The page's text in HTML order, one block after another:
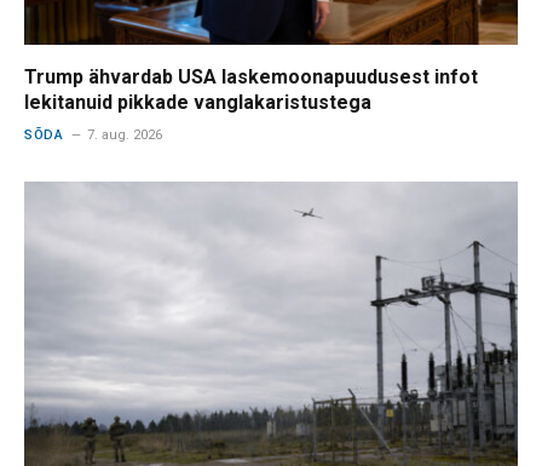
Trump ähvardab USA laskemoonapuudusest infot
lekitanuid pikkade vanglakaristustega
SÕDA 7. aug. 2026